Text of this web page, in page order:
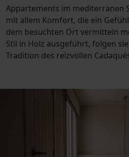
Appartements im mediterranen
mit allem Komfort, die ein
dem besuchten Ort vermitteln
Stil in Holz ausgeführt, folgen
Tradition des reizvollen